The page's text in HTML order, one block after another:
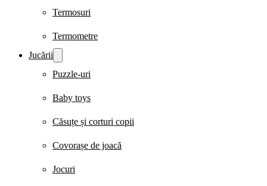
Termosuri
Termometre
Jucării
Puzzle-uri
Baby toys
Căsuțe și corturi copii
Covorașe de joacă
Jocuri